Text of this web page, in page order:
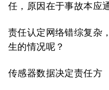
任，原因在于事故本应
责任认定网络错综复杂
生的情况呢？
传感器数据决定责任方